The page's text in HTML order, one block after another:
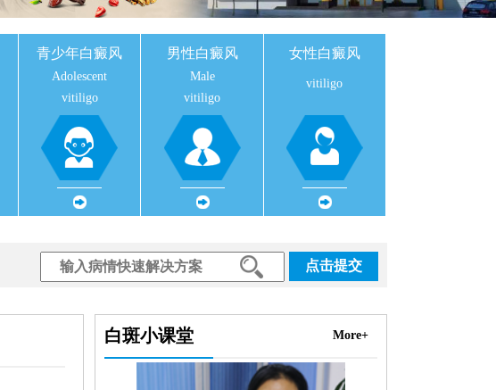
青少年白癜风
Adolescent
vitiligo
男性白癜风
Male
vitiligo
女性白癜风
vitiligo
点击提交
白斑小课堂 More+